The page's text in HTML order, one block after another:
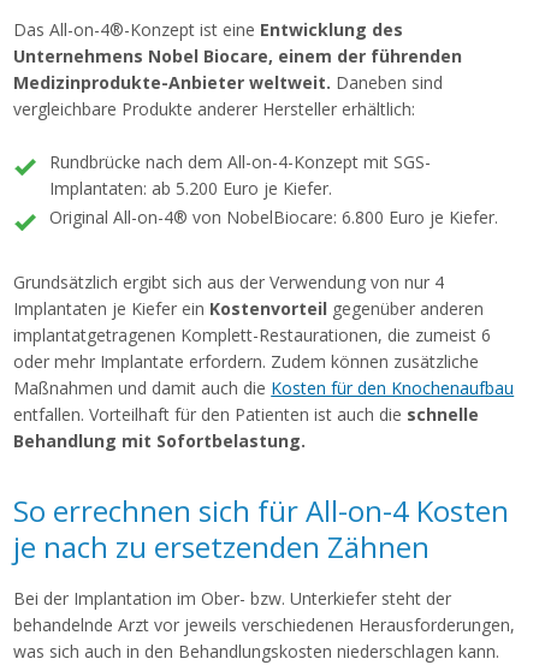
Das All-on-4®-Konzept ist eine Entwicklung des
Unternehmens Nobel Biocare, einem der führenden
Medizinprodukte-Anbieter weltweit. Daneben sind
vergleichbare Produkte anderer Hersteller erhältlich:
Rundbrücke nach dem All-on-4-Konzept mit SGS-
Implantaten: ab 5.200 Euro je Kiefer.
Original All-on-4® von NobelBiocare: 6.800 Euro je Kiefer.
Grundsätzlich ergibt sich aus der Verwendung von nur 4
Implantaten je Kiefer ein Kostenvorteil gegenüber anderen
implantatgetragenen Komplett-Restaurationen, die zumeist 6
oder mehr Implantate erfordern. Zudem können zusätzliche
Maßnahmen und damit auch die Kosten für den Knochenaufbau
entfallen. Vorteilhaft für den Patienten ist auch die schnelle
Behandlung mit Sofortbelastung.
So errechnen sich für All-on-4 Kosten
je nach zu ersetzenden Zähnen
Bei der Implantation im Ober- bzw. Unterkiefer steht der
behandelnde Arzt vor jeweils verschiedenen Herausforderungen,
was sich auch in den Behandlungskosten niederschlagen kann.